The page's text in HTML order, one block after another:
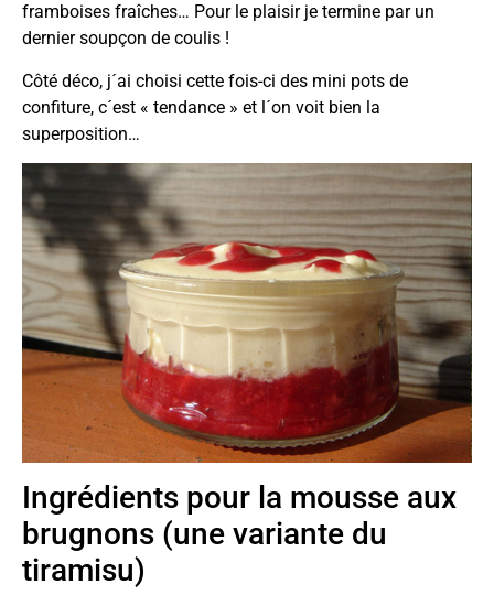
framboises fraîches… Pour le plaisir je termine par un
dernier soupçon de coulis !
Côté déco, j´ai choisi cette fois-ci des mini pots de
confiture, c´est « tendance » et l´on voit bien la
superposition…
Ingrédients pour la mousse aux
brugnons (une variante du
tiramisu)